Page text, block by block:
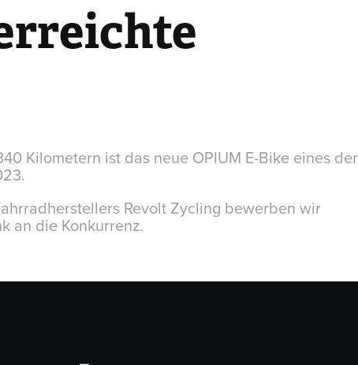
Kilometern ist das neue OPIUM E-Bike eines der
Revolt Zycling bewerben wir
an die Konkurrenz.